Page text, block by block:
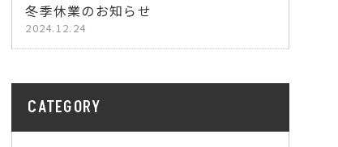
冬季休業のお知らせ
2024.12.24
CATEGORY